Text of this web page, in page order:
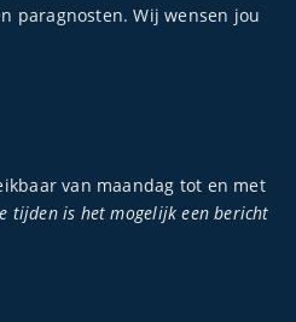
paragnosten. Wij wensen jou
van maandag tot en met
tijden is het mogelijk een bericht